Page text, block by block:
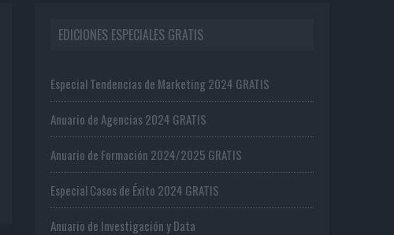
EDICIONES ESPECIALES GRATIS
Especial Tendencias de Marketing 2024 GRATIS
Anuario de Agencias 2024 GRATIS
Anuario de Formación 2024/2025 GRATIS
Especial Casos de Éxito 2024 GRATIS
Anuario de Investigación y Data